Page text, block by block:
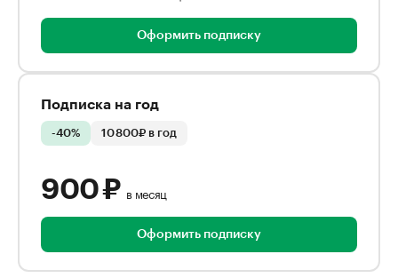
Оформить подписку
Подписка на год
-40% 10 800₽ в год
900 ₽ в месяц
Оформить подписку